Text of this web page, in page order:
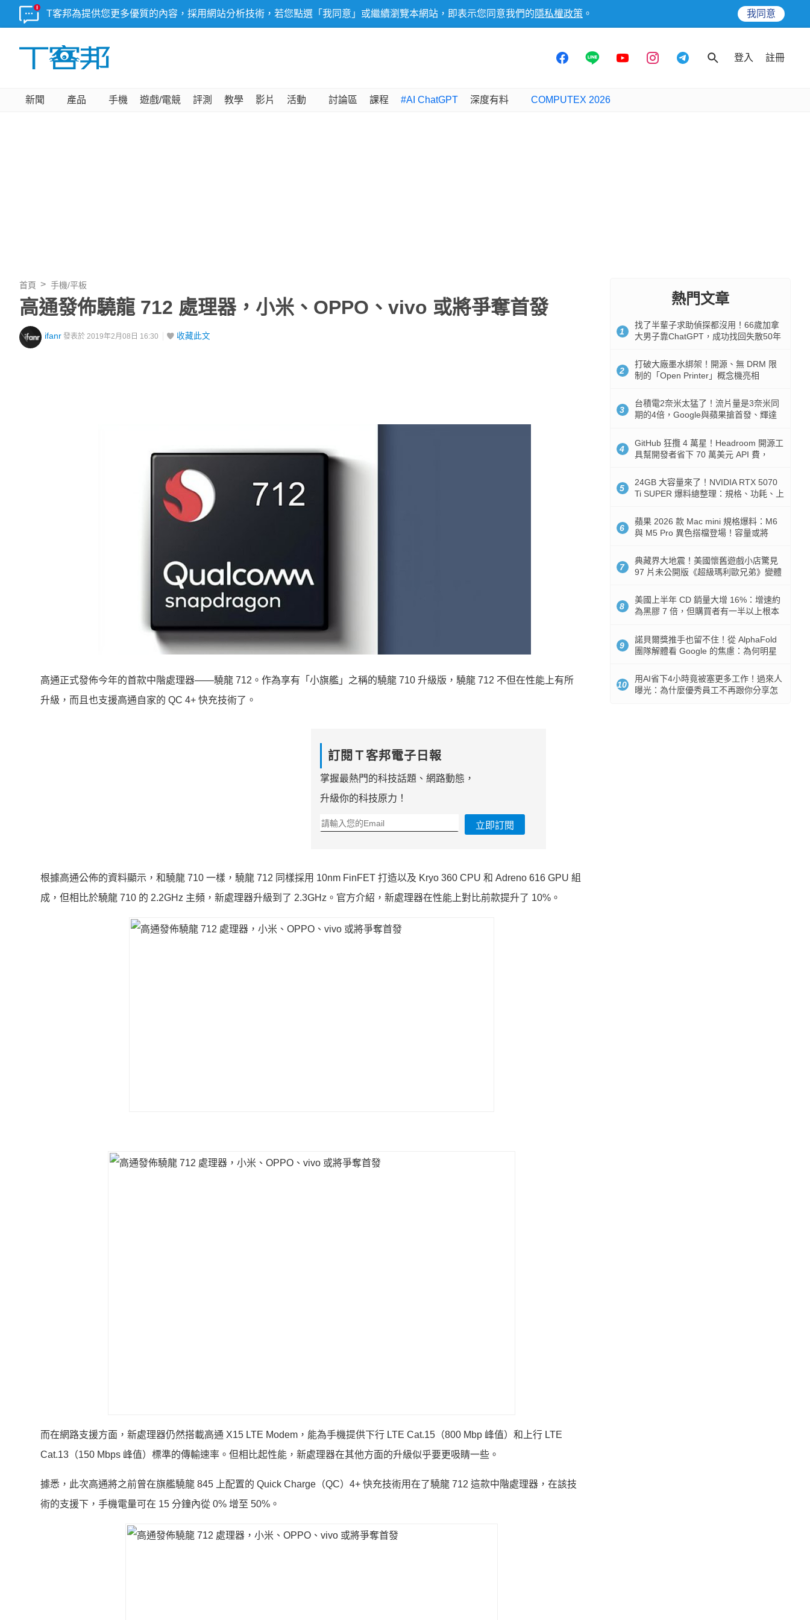
T客邦為提供您更多優質的內容，採用網站分析技術，若您點選「我同意」或繼續瀏覽本網站，即表示您同意我們的 隱私權政策 。 我同意
登入 註冊
新聞 產品 手機 遊戲/電競 評測 教學 影片 活動 討論區 課程 #AI ChatGPT 深度有料 COMPUTEX 2026
首頁 手機/平板
高通發佈驍龍 712 處理器，小米、OPPO、vivo 或將爭奪首發
ifanr 發表於 2019年2月08日 16:30 收藏此文
高通正式發佈今年的首款中階處理器——驍龍 712。作為享有「小旗艦」之稱的驍龍 710 升級版，驍龍 712 不但在性能上有所
升級，而且也支援高通自家的 QC 4+ 快充技術了。
訂閱Ｔ客邦電子日報
掌握最熱門的科技話題、網路動態，
升級你的科技原力！
立即訂閱
根據高通公佈的資料顯示，和驍龍 710 一樣，驍龍 712 同樣採用 10nm FinFET 打造以及 Kryo 360 CPU 和 Adreno 616 GPU 組
成，但相比於驍龍 710 的 2.2GHz 主頻，新處理器升級到了 2.3GHz。官方介紹，新處理器在性能上對比前款提升了 10%。
而在網路支援方面，新處理器仍然搭載高通 X15 LTE Modem，能為手機提供下行 LTE Cat.15（800 Mbp 峰值）和上行 LTE
Cat.13（150 Mbps 峰值）標準的傳輸速率。但相比起性能，新處理器在其他方面的升級似乎要更吸睛一些。
據悉，此次高通將之前曾在旗艦驍龍 845 上配置的 Quick Charge（QC）4+ 快充技術用在了驍龍 712 這款中階處理器，在該技
術的支援下，手機電量可在 15 分鐘內從 0% 增至 50%。
熱門文章
1
找了半輩子求助偵探都沒用！66歲加拿
大男子靠ChatGPT，成功找回失散50年
2
打破大廠墨水綁架！開源、無 DRM 限
制的「Open Printer」概念機亮相
3
台積電2奈米太猛了！流片量是3奈米同
期的4倍，Google與蘋果搶首發、輝達
4
GitHub 狂攬 4 萬星！Headroom 開源工
具幫開發者省下 70 萬美元 API 費，
5
24GB 大容量來了！NVIDIA RTX 5070
Ti SUPER 爆料總整理：規格、功耗、上
6
蘋果 2026 款 Mac mini 規格爆料：M6
與 M5 Pro 異色搭檔登場！容量或將
7
典藏界大地震！美國懷舊遊戲小店驚見
97 片未公開版《超級瑪利歐兄弟》變體
8
美國上半年 CD 銷量大增 16%：增速約
為黑膠 7 倍，但購買者有一半以上根本
9
諾貝爾獎推手也留不住！從 AlphaFold
團隊解體看 Google 的焦慮：為何明星
10
用AI省下4小時竟被塞更多工作！過來人
曝光：為什麼優秀員工不再跟你分享怎